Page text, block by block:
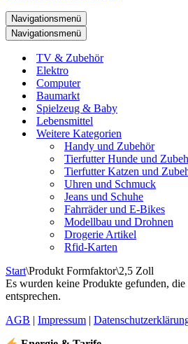
Navigationsmenü
Navigationsmenü
TV & Zubehör
Elektro
Computer
Baumarkt
Spielzeug & Baby
Lebensmittel
Weitere Kategorien
Handy und Zubehör
Tierfutter Hunde und
Tierfutter Katzen und
Uhren und Schmuck
Jeans und Schuhe
Fahrräder und E-Bikes
Modellbau und Drohnen
Drogerie Artikel
Rfid-Karten
Start\Produkt Formfaktor\‎2,5 Zoll
Es wurden keine Produkte gefunden,
entsprechen.
AGB | Impressum |